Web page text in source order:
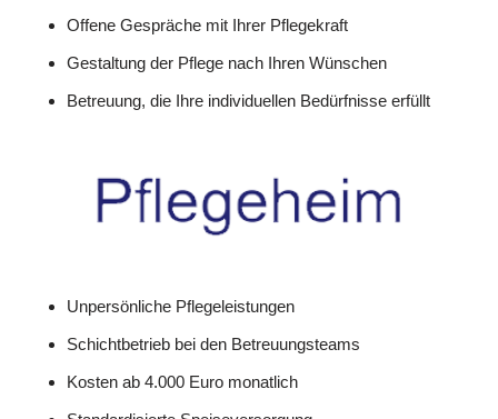
Offene Gespräche mit Ihrer Pflegekraft
Gestaltung der Pflege nach Ihren Wünschen
Betreuung, die Ihre individuellen Bedürfnisse erfüllt
Unpersönliche Pflegeleistungen
Schichtbetrieb bei den Betreuungsteams
Kosten ab 4.000 Euro monatlich